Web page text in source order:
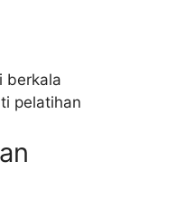
berkala
pelatihan